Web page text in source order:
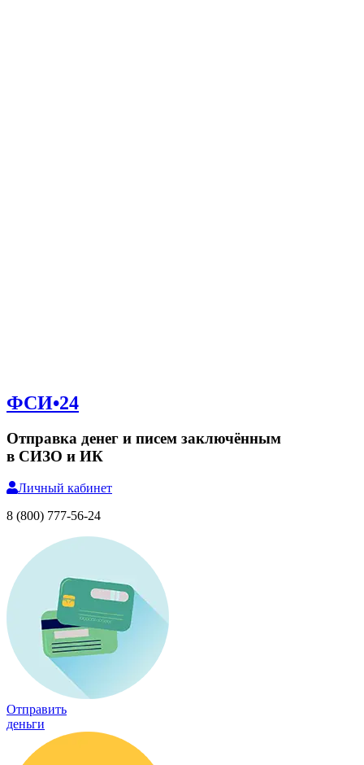
ФСИ•24
Отправка денег и писем заключённым
в СИЗО и ИК
Личный кабинет
8 (800) 777-56-24
Отправить
деньги